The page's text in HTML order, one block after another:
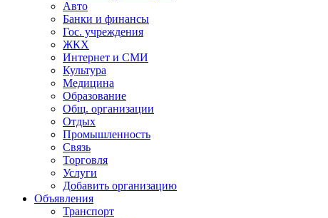
Авто
Банки и финансы
Гос. учреждения
ЖКХ
Интернет и СМИ
Культура
Медицина
Образование
Общ. организации
Отдых
Промышленность
Связь
Торговля
Услуги
Добавить организацию
Объявления
Транспорт